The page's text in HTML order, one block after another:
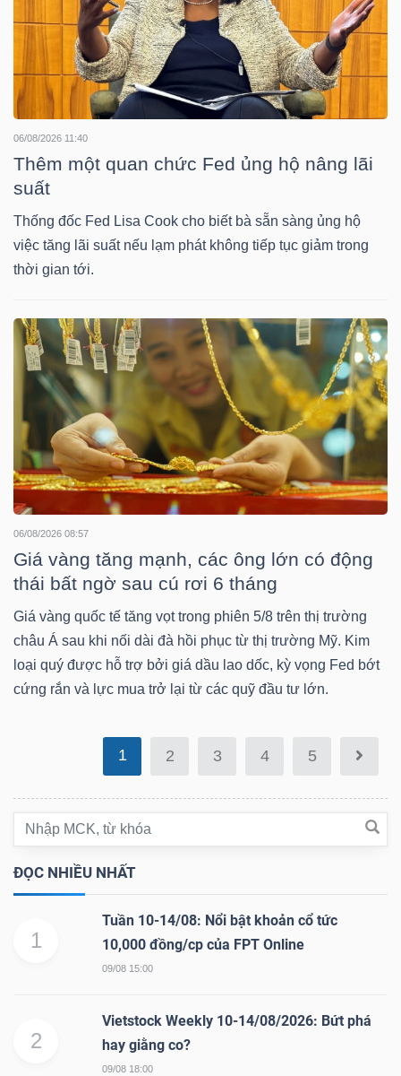
06/08/2026 11:40
Thêm một quan chức Fed ủng hộ nâng lãi
suất
Thống đốc Fed Lisa Cook cho biết bà sẵn sàng ủng hộ
việc tăng lãi suất nếu lạm phát không tiếp tục giảm trong
thời gian tới.
06/08/2026 08:57
Giá vàng tăng mạnh, các ông lớn có động
thái bất ngờ sau cú rơi 6 tháng
Giá vàng quốc tế tăng vọt trong phiên 5/8 trên thị trường
châu Á sau khi nối dài đà hồi phục từ thị trường Mỹ. Kim
loại quý được hỗ trợ bởi giá dầu lao dốc, kỳ vọng Fed bớt
cứng rắn và lực mua trở lại từ các quỹ đầu tư lớn.
1 2 3 4 5
ĐỌC NHIỀU NHẤT
1
Tuần 10-14/08: Nổi bật khoản cổ tức
10,000 đồng/cp của FPT Online
09/08 15:00
2
Vietstock Weekly 10-14/08/2026: Bứt phá
hay giằng co?
09/08 18:00
BẤT
ĐỘNG
SẢN
Mã
chứng
khoán
Tất cả Cổ phiếu Chỉ số Chứng chỉ quỹ Chứng
Lãnh
(-)
Tất cả Người nội bộ Người liên quan Cổ đông lớn
Tin
(-)
Bài
viết
của
Báo
cáo
tích